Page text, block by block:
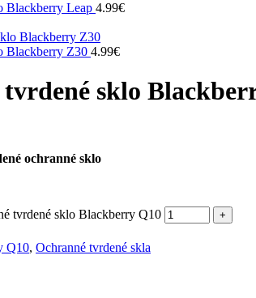
Blackberry Leap 4.99€
Blackberry Z30 4.99€
sklo
ochranné sklo
tvrdené sklo Blackberry Q10
Q10, Ochranné tvrdené skla